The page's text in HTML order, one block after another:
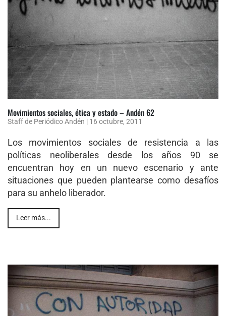
Movimientos sociales, ética y estado – Andén 62
Staff de Periódico Andén | 16 octubre, 2011
Los movimientos sociales de resistencia a las
políticas neoliberales desde los años 90 se
encuentran hoy en un nuevo escenario y ante
situaciones que pueden plantearse como desafíos
para su anhelo liberador.
Leer más...